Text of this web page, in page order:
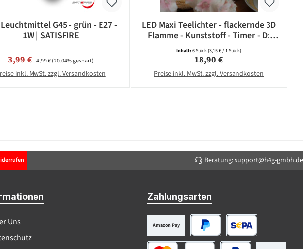
Leuchtmittel G45 - grün - E27 -
1W | SATISFIRE
Verkaufspreis:
3,99 € Regulärer Preis:
4,99 €(20.04% gespart)
inkl. MwSt. zzgl. Versandkosten
LED Maxi Teelichter - flackernde 3D
Flamme - Kunststoff - Timer - D:
5,8cm - weiß - 6er Set
Inhalt:6 Stück(3,15 € / 1 Stück)
Regulärer Preis:
18,90 €
Preise inkl. MwSt. zzgl. Versandkosten
Beratung: support@h4g-gmbh.de
Uns
Zahlungsarten
Amazon Pay
PayPal SEPA Lastschrift